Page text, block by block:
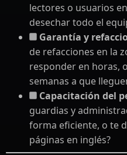
lectores o usuarios
desechar todo el
Garantía y
de refacciones en la
responder en horas,
semanas a que
Capacitación del
guardias y
forma eficiente, o te
páginas en inglés?